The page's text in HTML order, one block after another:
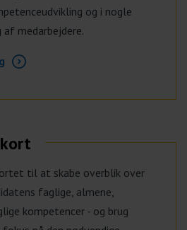
og i nogle
medarbejdere.
til at skabe overblik over
faglige, almene,
kompetencer - og brug